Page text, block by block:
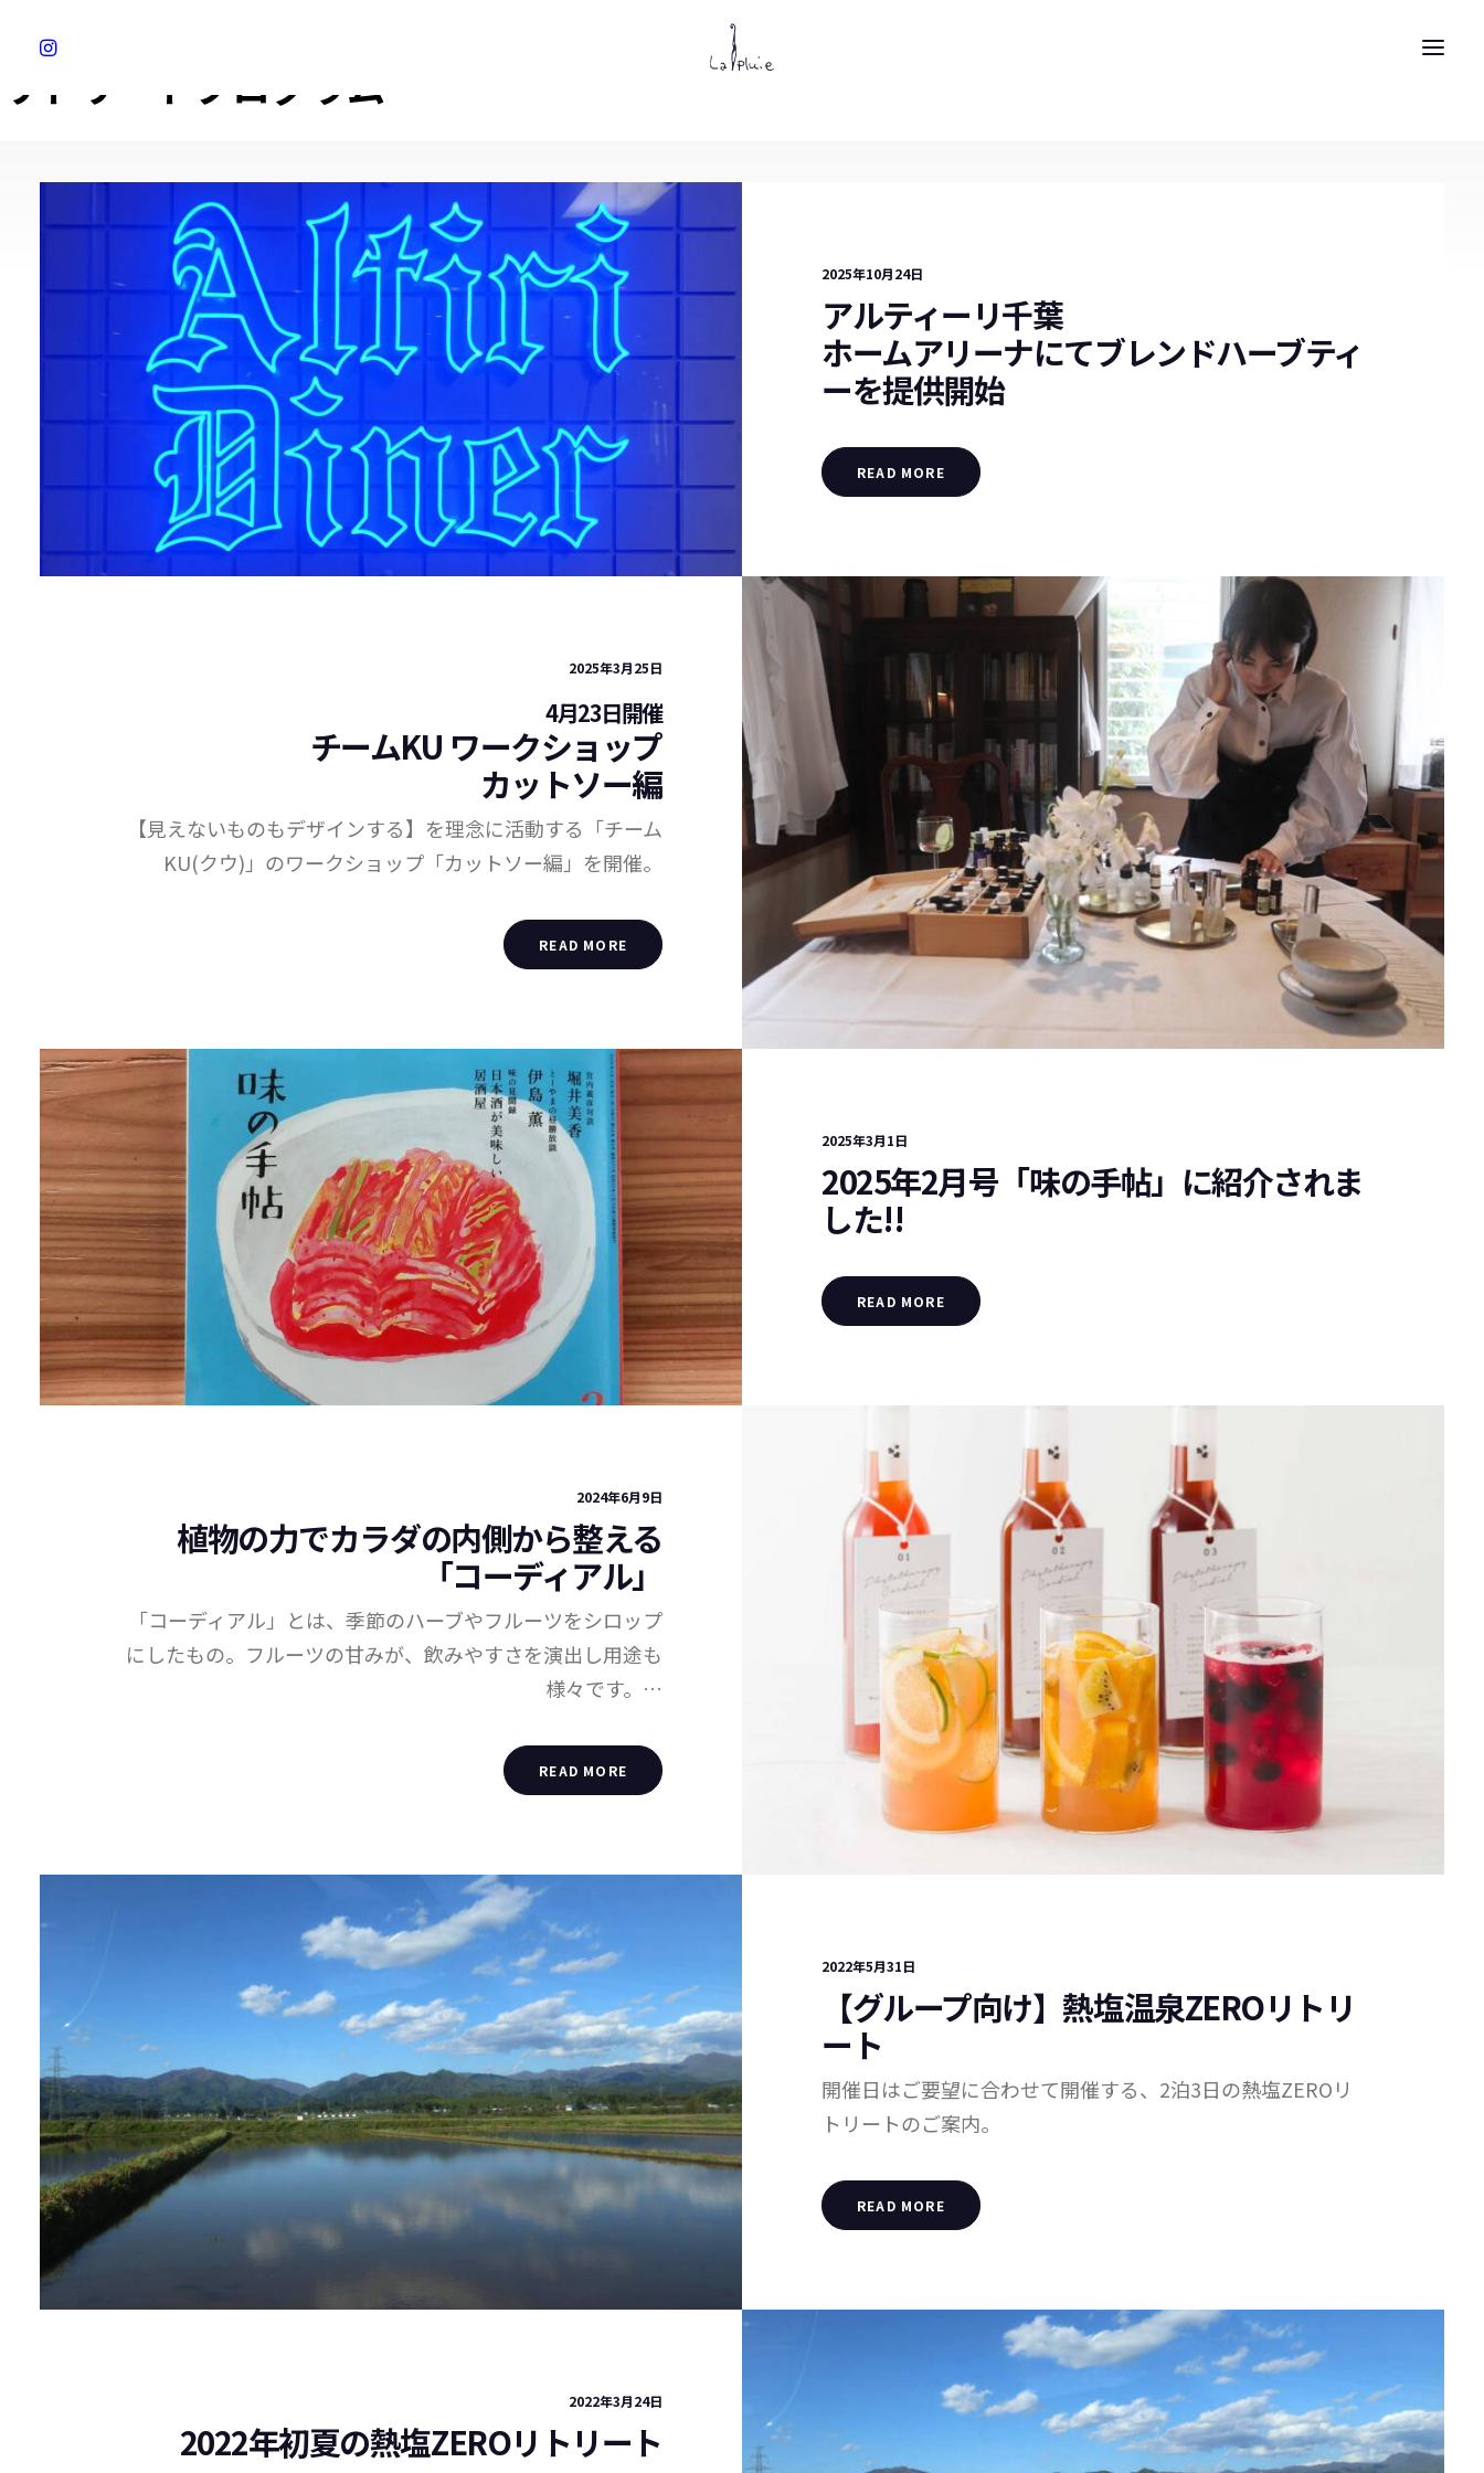
リトリートプログラム
2025年10月24日
アルティーリ千葉
ホームアリーナにてブレンドハーブティ
ーを提供開始
READ MORE
2025年3月25日
4月23日開催
チームKU ワークショップ
カットソー編
【見えないものもデザインする】を理念に活動する「チーム
KU(クウ)」のワークショップ「カットソー編」を開催。
READ MORE
2025年3月1日
2025年2月号「味の手帖」に紹介されま
した!!
READ MORE
2024年6月9日
植物の力でカラダの内側から整える
「コーディアル」
「コーディアル」とは、季節のハーブやフルーツをシロップ
にしたもの。フルーツの甘みが、飲みやすさを演出し用途も
様々です。…
READ MORE
2022年5月31日
【グループ向け】熱塩温泉ZEROリトリ
ート
開催日はご要望に合わせて開催する、2泊3日の熱塩ZEROリ
トリートのご案内。
READ MORE
2022年3月24日
2022年初夏の熱塩ZEROリトリート